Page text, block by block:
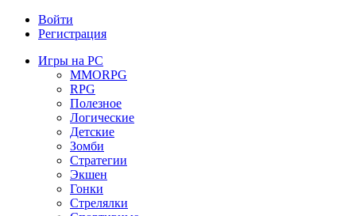
Войти
Регистрация
Игры на PC
MMORPG
RPG
Полезное
Логические
Детские
Зомби
Стратегии
Экшен
Гонки
Стрелялки